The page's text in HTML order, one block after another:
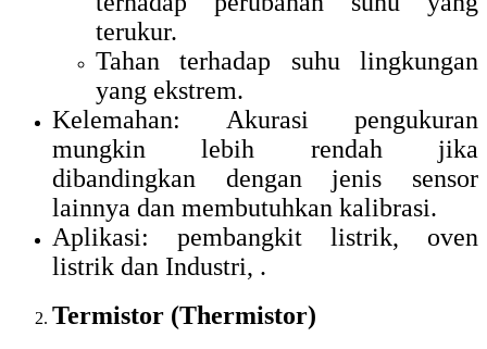
terukur.
Tahan terhadap suhu lingkungan
yang ekstrem.
Kelemahan: Akurasi pengukuran
mungkin lebih rendah jika
dibandingkan dengan jenis sensor
lainnya dan membutuhkan kalibrasi.
Aplikasi: pembangkit listrik, oven
listrik dan Industri, .
Termistor (Thermistor)